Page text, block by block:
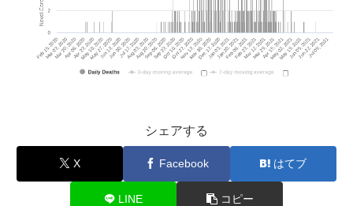
シェアする
X Facebook はてブ
LINE コピー